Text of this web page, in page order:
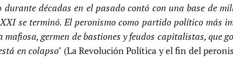
durante décadas en el pasado contó con una base de
se terminó. El peronismo como partido político más
germen de bastiones y feudos capitalistas, que
en colapso" (La Revolución Política y el fin del